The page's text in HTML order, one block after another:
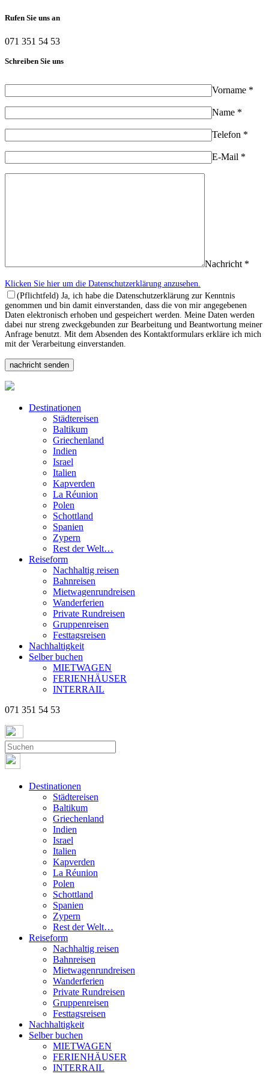
Rufen Sie uns an
071 351 54 53
Schreiben Sie uns
Vorname *
Name *
Telefon *
E-Mail *
Nachricht *
Klicken Sie hier um die Datenschutzerklärung anzusehen.
(Pflichtfeld) Ja, ich habe die Datenschutzerklärung zur Kenntnis
genommen und bin damit einverstanden, dass die von mir angegebenen
Daten elektronisch erhoben und gespeichert werden. Meine Daten werden
dabei nur streng zweckgebunden zur Bearbeitung und Beantwortung meiner
Anfrage benutzt. Mit dem Absenden des Kontaktformulars erkläre ich mich
mit der Verarbeitung einverstanden.
Destinationen
Städtereisen
Baltikum
Griechenland
Indien
Israel
Italien
Kapverden
La Réunion
Polen
Schottland
Spanien
Zypern
Rest der Welt…
Reiseform
Nachhaltig reisen
Bahnreisen
Mietwagenrundreisen
Wanderferien
Private Rundreisen
Gruppenreisen
Festtagsreisen
Nachhaltigkeit
Selber buchen
MIETWAGEN
FERIENHÄUSER
INTERRAIL
071 351 54 53
Destinationen
Städtereisen
Baltikum
Griechenland
Indien
Israel
Italien
Kapverden
La Réunion
Polen
Schottland
Spanien
Zypern
Rest der Welt…
Reiseform
Nachhaltig reisen
Bahnreisen
Mietwagenrundreisen
Wanderferien
Private Rundreisen
Gruppenreisen
Festtagsreisen
Nachhaltigkeit
Selber buchen
MIETWAGEN
FERIENHÄUSER
INTERRAIL